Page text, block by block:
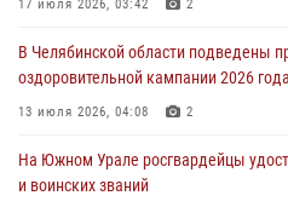
Росгвардейцы задержали трёх
На Южном Урале сотрудники
подозреваемого в совершении
В Челябинской области
17 июля 2026, 03:42 2
В Челябинской области подведены
оздоровительной кампании 2026 года
13 июля 2026, 04:08 2
На Южном Урале росгвардейцы
и воинских званий